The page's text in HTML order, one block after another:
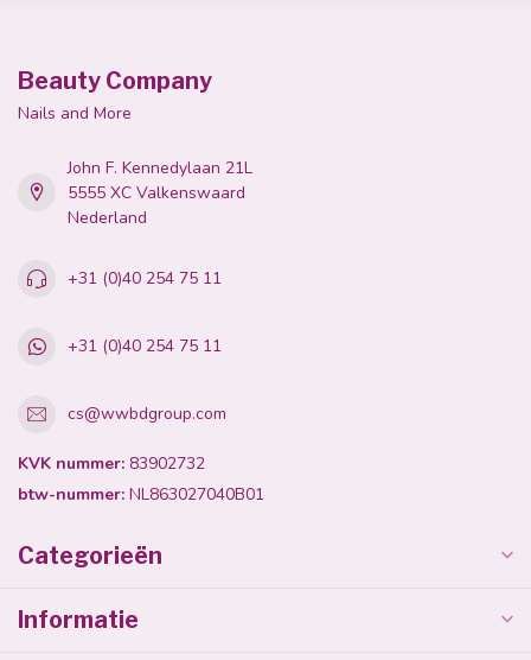
Beauty Company
Nails and More
John F. Kennedylaan 21L
5555 XC Valkenswaard
Nederland
+31 (0)40 254 75 11
+31 (0)40 254 75 11
cs@wwbdgroup.com
KVK nummer: 83902732
btw-nummer: NL863027040B01
Categorieën
Informatie